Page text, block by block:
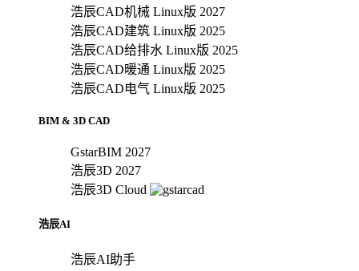
浩辰CAD机械 Linux版 2027
浩辰CAD建筑 Linux版 2025
浩辰CAD给排水 Linux版 2025
浩辰CAD暖通 Linux版 2025
浩辰CAD电气 Linux版 2025
BIM & 3D CAD
GstarBIM 2027
浩辰3D 2027
浩辰3D Cloud
浩辰AI
浩辰AI助手